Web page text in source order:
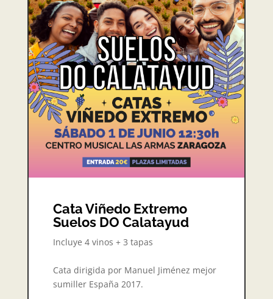
Cata Viñedo Extremo
Suelos DO Calatayud
Incluye 4 vinos + 3 tapas
Cata dirigida por Manuel Jiménez mejor
sumiller España 2017.